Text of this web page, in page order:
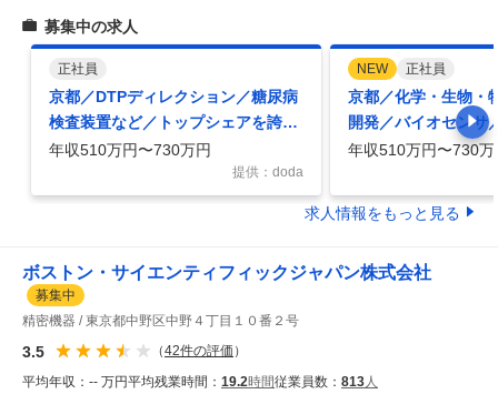
募集中の求人
正社員
京都／DTPディレクション／糖尿病
検査装置など／トップシェアを誇る
／年休122日／家族・住宅手当有
年収510万円〜730万円
提供：doda
NEW 正社員
京都／化学・生物・
開発／バイオセンサ
内トップシェア／年
年収510万円〜730万
求人情報をもっと見る
ボストン・サイエンティフィックジャパン株式会社
募集中
精密機器
東京都中野区中野４丁目１０番２号
3.5 （42件の評価 ）
平均年収： -- 万円平均残業時間： 19.2時間従業員数： 813人